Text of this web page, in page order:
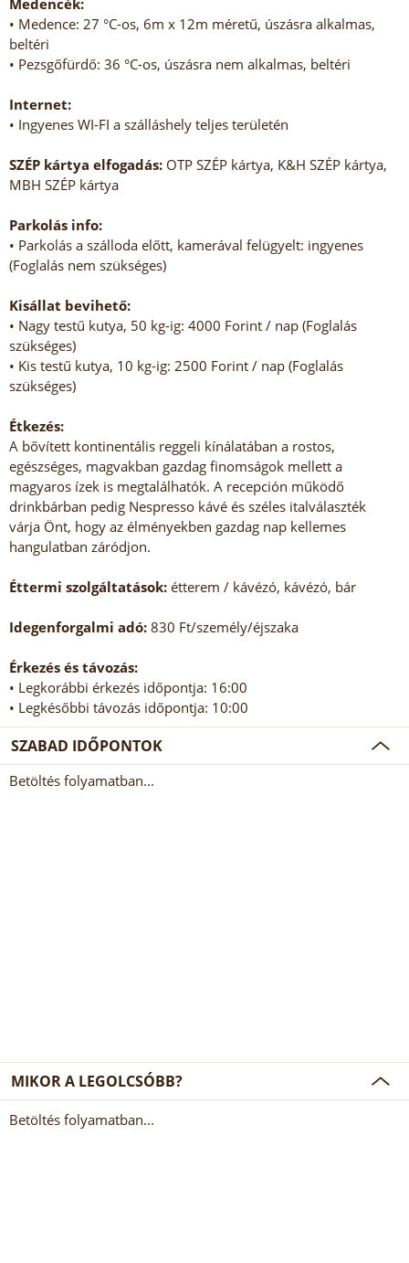
Medencék:
• Medence: 27 °C-os, 6m x 12m méretű, úszásra alkalmas,
beltéri
• Pezsgőfürdő: 36 °C-os, úszásra nem alkalmas, beltéri
Internet:
• Ingyenes WI-FI a szálláshely teljes területén
SZÉP kártya elfogadás: OTP SZÉP kártya, K&H SZÉP kártya,
MBH SZÉP kártya
Parkolás info:
• Parkolás a szálloda előtt, kamerával felügyelt: ingyenes
(Foglalás nem szükséges)
Kisállat bevihető:
• Nagy testű kutya, 50 kg-ig: 4000 Forint / nap (Foglalás
szükséges)
• Kis testű kutya, 10 kg-ig: 2500 Forint / nap (Foglalás
szükséges)
Étkezés:
A bővített kontinentális reggeli kínálatában a rostos,
egészséges, magvakban gazdag finomságok mellett a
magyaros ízek is megtalálhatók. A recepción működő
drinkbárban pedig Nespresso kávé és széles italválaszték
várja Önt, hogy az élményekben gazdag nap kellemes
hangulatban záródjon.
Éttermi szolgáltatások: étterem / kávézó, kávézó, bár
Idegenforgalmi adó: 830 Ft/személy/éjszaka
Érkezés és távozás:
• Legkorábbi érkezés időpontja: 16:00
• Legkésőbbi távozás időpontja: 10:00
SZABAD IDŐPONTOK
Betöltés folyamatban...
MIKOR A LEGOLCSÓBB?
Betöltés folyamatban...